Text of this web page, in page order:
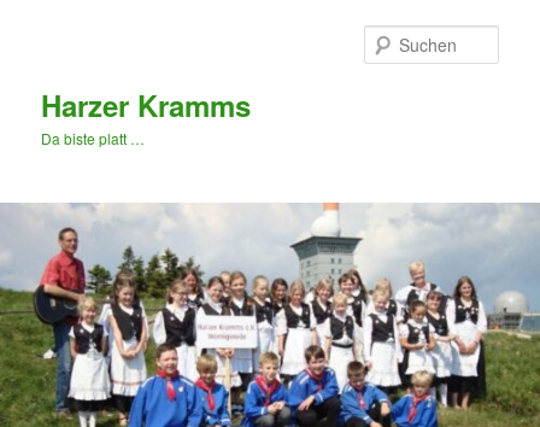
Harzer Kramms
Da biste platt …